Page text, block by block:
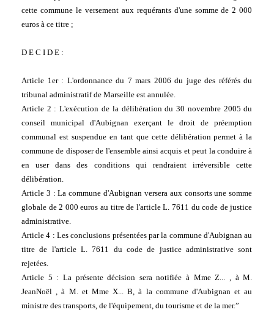
cette commune le versement aux requérants d'une somme de 2 000
euros à ce titre ;
D E C I D E :
Article 1er : L'ordonnance du 7 mars 2006 du juge des référés du
tribunal administratif de Marseille est annulée.
Article 2 : L'exécution de la délibération du 30 novembre 2005 du
conseil municipal d'Aubignan exerçant le droit de préemption
communal est suspendue en tant que cette délibération permet à la
commune de disposer de l'ensemble ainsi acquis et peut la conduire à
en user dans des conditions qui rendraient irréversible cette
délibération.
Article 3 : La commune d'Aubignan versera aux consorts une somme
globale de 2 000 euros au titre de l'article L. 7611 du code de justice
administrative.
Article 4 : Les conclusions présentées par la commune d'Aubignan au
titre de l'article L. 7611 du code de justice administrative sont
rejetées.
Article 5 : La présente décision sera notifiée à Mme Z... , à M.
JeanNoël , à M. et Mme X... B, à la commune d'Aubignan et au
ministre des transports, de l'équipement, du tourisme et de la mer.”